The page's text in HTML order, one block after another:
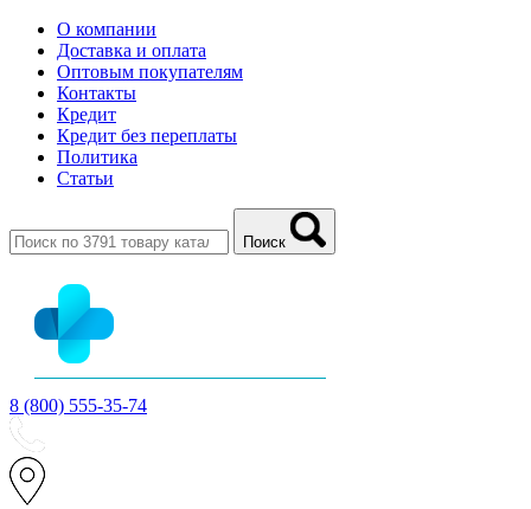
О компании
Доставка и оплата
Оптовым покупателям
Контакты
Кредит
Кредит без переплаты
Политика
Статьи
Поиск
8 (800) 555-35-74